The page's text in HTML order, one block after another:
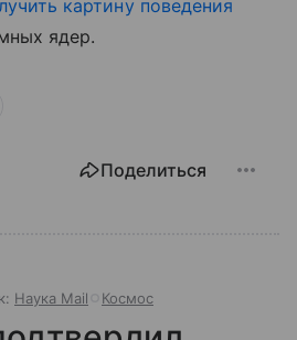
картину поведения
ядер.
Поделиться
Наука Mail Космос